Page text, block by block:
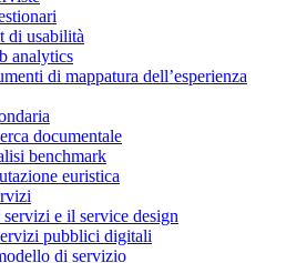
di usabilità
analytics
di mappatura dell’esperienza
documentale
benchmark
euristica
e il service design
pubblici digitali
di servizio